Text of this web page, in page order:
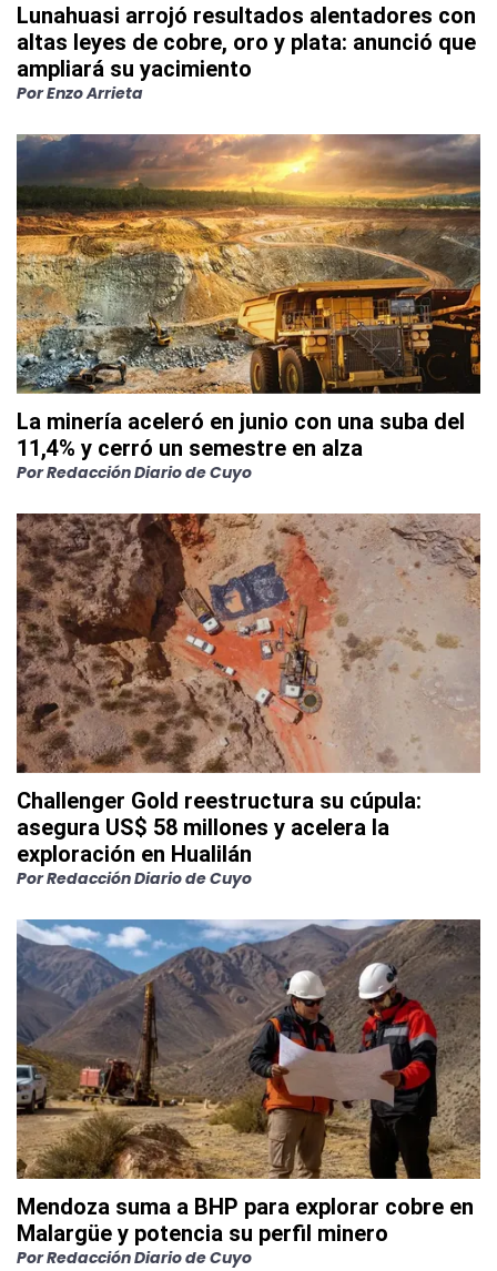
Lunahuasi arrojó resultados alentadores con
altas leyes de cobre, oro y plata: anunció que
ampliará su yacimiento
PorEnzo Arrieta
La minería aceleró en junio con una suba del
11,4% y cerró un semestre en alza
PorRedacción Diario de Cuyo
Challenger Gold reestructura su cúpula:
asegura US$ 58 millones y acelera la
exploración en Hualilán
PorRedacción Diario de Cuyo
Mendoza suma a BHP para explorar cobre en
Malargüe y potencia su perfil minero
PorRedacción Diario de Cuyo